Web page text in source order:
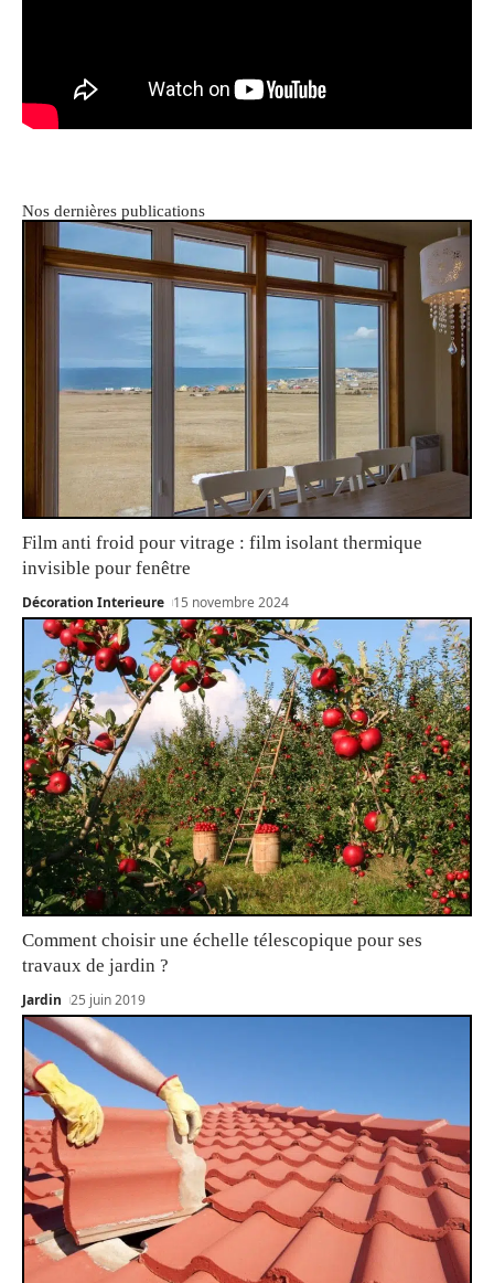
Nos dernières publications
Film anti froid pour vitrage : film isolant thermique
invisible pour fenêtre
Décoration Interieure 15 novembre 2024
Comment choisir une échelle télescopique pour ses
travaux de jardin ?
Jardin 25 juin 2019